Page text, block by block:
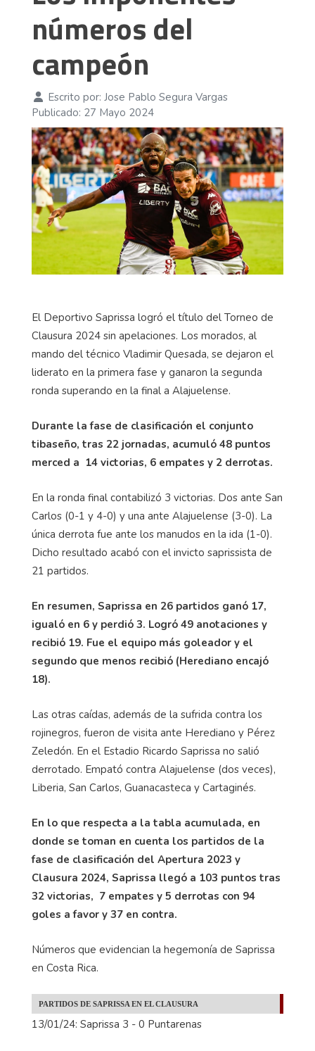
números del
campeón
Escrito por: Jose Pablo Segura Vargas
Publicado: 27 Mayo 2024
El Deportivo Saprissa logró el título del Torneo de
Clausura 2024 sin apelaciones. Los morados, al
mando del técnico Vladimir Quesada, se dejaron el
liderato en la primera fase y ganaron la segunda
ronda superando en la final a Alajuelense.
Durante la fase de clasificación el conjunto
tibaseño, tras 22 jornadas, acumuló 48 puntos
merced a 14 victorias, 6 empates y 2 derrotas.
En la ronda final contabilizó 3 victorias. Dos ante San
Carlos (0-1 y 4-0) y una ante Alajuelense (3-0). La
única derrota fue ante los manudos en la ida (1-0).
Dicho resultado acabó con el invicto saprissista de
21 partidos.
En resumen, Saprissa en 26 partidos ganó 17,
igualó en 6 y perdió 3. Logró 49 anotaciones y
recibió 19. Fue el equipo más goleador y el
segundo que menos recibió (Herediano encajó
18).
Las otras caídas, además de la sufrida contra los
rojinegros, fueron de visita ante Herediano y Pérez
Zeledón. En el Estadio Ricardo Saprissa no salió
derrotado. Empató contra Alajuelense (dos veces),
Liberia, San Carlos, Guanacasteca y Cartaginés.
En lo que respecta a la tabla acumulada, en
donde se toman en cuenta los partidos de la
fase de clasificación del Apertura 2023 y
Clausura 2024, Saprissa llegó a 103 puntos tras
32 victorias, 7 empates y 5 derrotas con 94
goles a favor y 37 en contra.
Números que evidencian la hegemonía de Saprissa
en Costa Rica.
PARTIDOS DE SAPRISSA EN EL CLAUSURA
13/01/24: Saprissa 3 - 0 Puntarenas